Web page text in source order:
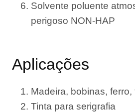
Solvente poluente
perigoso NON-HAP
Aplicações
Madeira, bobinas,
Tinta para serigrafia